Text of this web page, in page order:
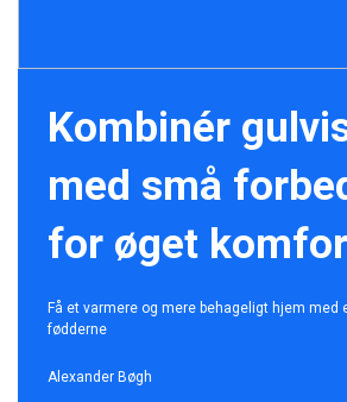
Kombinér
med små
for øget
Få et varmere og mere behageligt hjem med
fødderne
Alexander Bøgh